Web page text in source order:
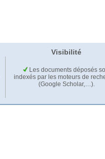
Visibilité
Les documents déposés
indexés par les moteurs de
(Google Scholar,…).